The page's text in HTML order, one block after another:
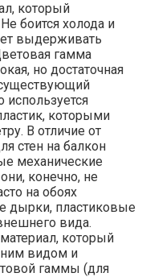
который
боится холода и
выдерживать
гамма
но достаточная
используется
которыми
В отличие от
стен на балкон
механические
конечно, не
на обоях
дырки, пластиковые
вида.
который
видом и
гаммы (для